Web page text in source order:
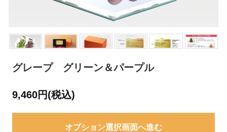
グレープ グリーン＆パープル
9,460円(税込)
オプション選択画面へ進む